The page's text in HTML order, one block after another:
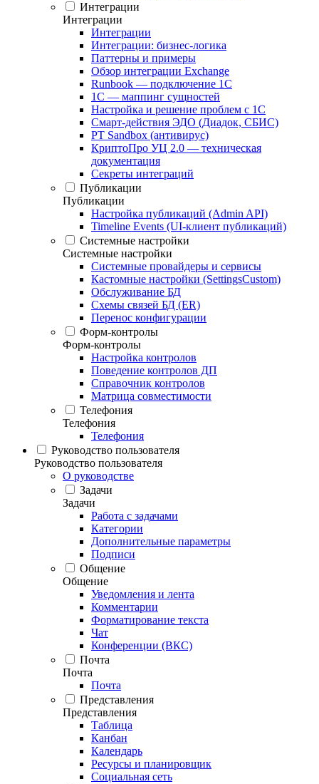
Интеграции
Интеграции
Интеграции
Интеграции: бизнес-логика
Паттерны и примеры
Обзор интеграции Exchange
Runbook — подключение 1С
1С — маппинг сущностей
Настройка и решение проблем с 1С
Смарт-действия ЭДО (Диадок, СБИС)
PT Sandbox (антивирус)
КриптоПро УЦ 2.0 — техническая
документация
Секреты интеграций
Публикации
Публикации
Настройка публикаций (Admin API)
Timeline Events (UI-клиент публикаций)
Системные настройки
Системные настройки
Системные провайдеры и сервисы
Кастомные настройки (SettingsCustom)
Обслуживание БД
Схемы связей БД (ER)
Перенос конфигурации
Форм-контролы
Форм-контролы
Настройка контролов
Поведение контролов ДП
Справочник контролов
Матрица совместимости
Телефония
Телефония
Телефония
Руководство пользователя
Руководство пользователя
О руководстве
Задачи
Задачи
Работа с задачами
Категории
Дополнительные параметры
Подписи
Общение
Общение
Уведомления и лента
Комментарии
Форматирование текста
Чат
Конференции (ВКС)
Почта
Почта
Почта
Представления
Представления
Таблица
Канбан
Календарь
Ресурсы и планировщик
Социальная сеть